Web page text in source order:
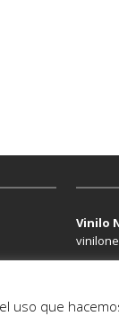
Vinilo
uso que